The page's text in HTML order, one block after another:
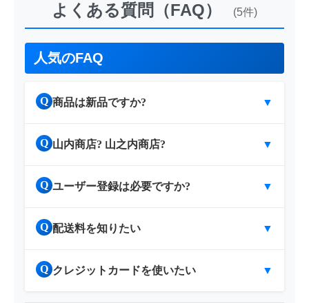
よくある質問（FAQ） (5件)
人気のFAQ
Q 商品は新品ですか? ▼
Q 山内商店? 山之内商店? ▼
Q ユーザー登録は必要ですか? ▼
Q 配送料を知りたい ▼
Q クレジットカードを使いたい ▼